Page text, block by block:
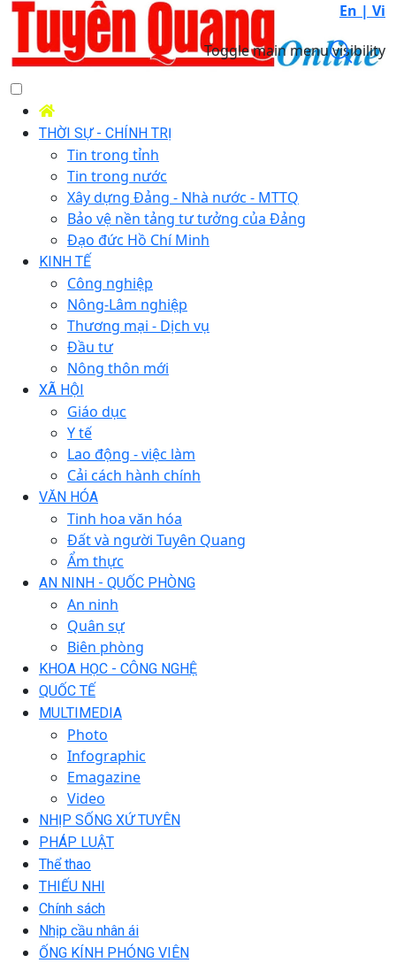
En | Vi
Toggle main menu visibility
THỜI SỰ - CHÍNH TRỊ
Tin trong tỉnh
Tin trong nước
Xây dựng Đảng - Nhà nước - MTTQ
Bảo vệ nền tảng tư tưởng của Đảng
Đạo đức Hồ Chí Minh
KINH TẾ
Công nghiệp
Nông-Lâm nghiệp
Thương mại - Dịch vụ
Đầu tư
Nông thôn mới
XÃ HỘI
Giáo dục
Y tế
Lao động - việc làm
Cải cách hành chính
VĂN HÓA
Tinh hoa văn hóa
Đất và người Tuyên Quang
Ẩm thực
AN NINH - QUỐC PHÒNG
An ninh
Quân sự
Biên phòng
KHOA HỌC - CÔNG NGHỆ
QUỐC TẾ
MULTIMEDIA
Photo
Infographic
Emagazine
Video
NHỊP SỐNG XỨ TUYÊN
PHÁP LUẬT
Thể thao
THIẾU NHI
Chính sách
Nhịp cầu nhân ái
ỐNG KÍNH PHÓNG VIÊN